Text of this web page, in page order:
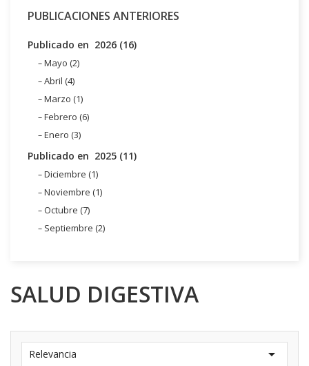
PUBLICACIONES ANTERIORES
Publicado en 2026 (16)
Mayo (2)
Abril (4)
Marzo (1)
Febrero (6)
Enero (3)
Publicado en 2025 (11)
Diciembre (1)
Noviembre (1)
Octubre (7)
Septiembre (2)
SALUD DIGESTIVA
Relevancia 